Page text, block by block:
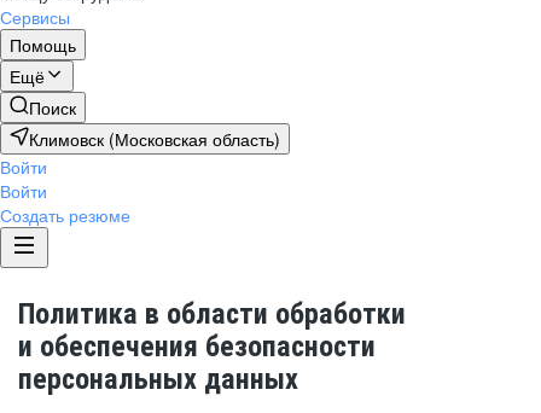
Сервисы
Помощь
Ещё
Поиск
Климовск (Московская область)
Войти
Войти
Создать резюме
Политика в области обработки
и обеспечения безопасности
персональных данных